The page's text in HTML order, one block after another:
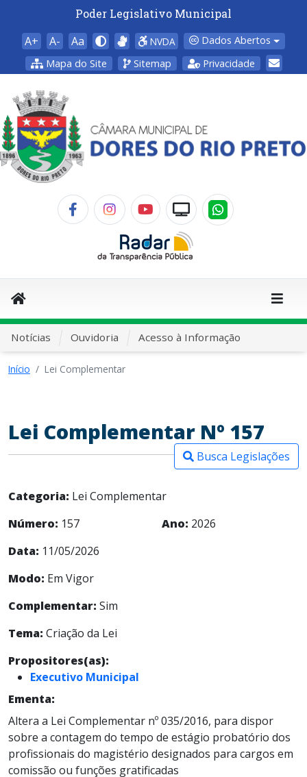
Poder Legislativo Municipal
A+ A- Aa NVDA
Dados Abertos
Mapa do Site
Sitemap Privacidade
Notícias Ouvidoria Acesso à Informação
Início Lei Complementar
Lei Complementar Nº 157
Busca Legislações
Categoria: Lei Complementar
Número: 157 Ano: 2026
Data: 11/05/2026
Modo: Em Vigor
Complementar: Sim
Tema: Criação da Lei
Propositores(as):
Executivo Municipal
Ementa:
Altera a Lei Complementar nº 035/2016, para dispor
sobre a contagem do tempo de estágio probatório dos
profissionais do magistério designados para cargos em
comissão ou funções gratificadas